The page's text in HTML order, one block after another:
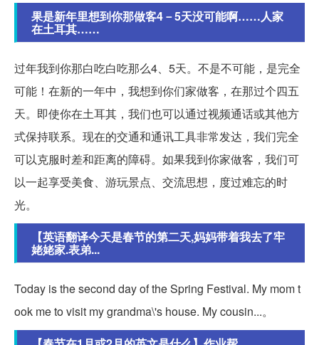
果是新年里想到你那做客4－5天没可能啊……人家
在土耳其……
过年我到你那白吃白吃那么4、5天。不是不可能，是完全
可能！在新的一年中，我想到你们家做客，在那过个四五
天。即使你在土耳其，我们也可以通过视频通话或其他方
式保持联系。现在的交通和通讯工具非常发达，我们完全
可以克服时差和距离的障碍。如果我到你家做客，我们可
以一起享受美食、游玩景点、交流思想，度过难忘的时
光。
【英语翻译今天是春节的第二天,妈妈带着我去了牢
姥姥家.表弟...
Today is the second day of the Spring Festival. My mom t
ook me to visit my grandma\'s house. My cousin...。